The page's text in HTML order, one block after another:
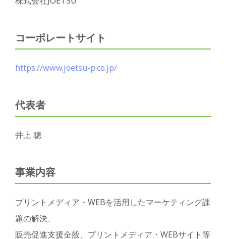
コーポレートサイト
https://www.joetsu-p.co.jp/
代表者
井上 聰
事業内容
プリントメディア・WEBを活用したマーケティング課
題の解決、
販売促進支援全般、プリントメディア・WEBサイト等